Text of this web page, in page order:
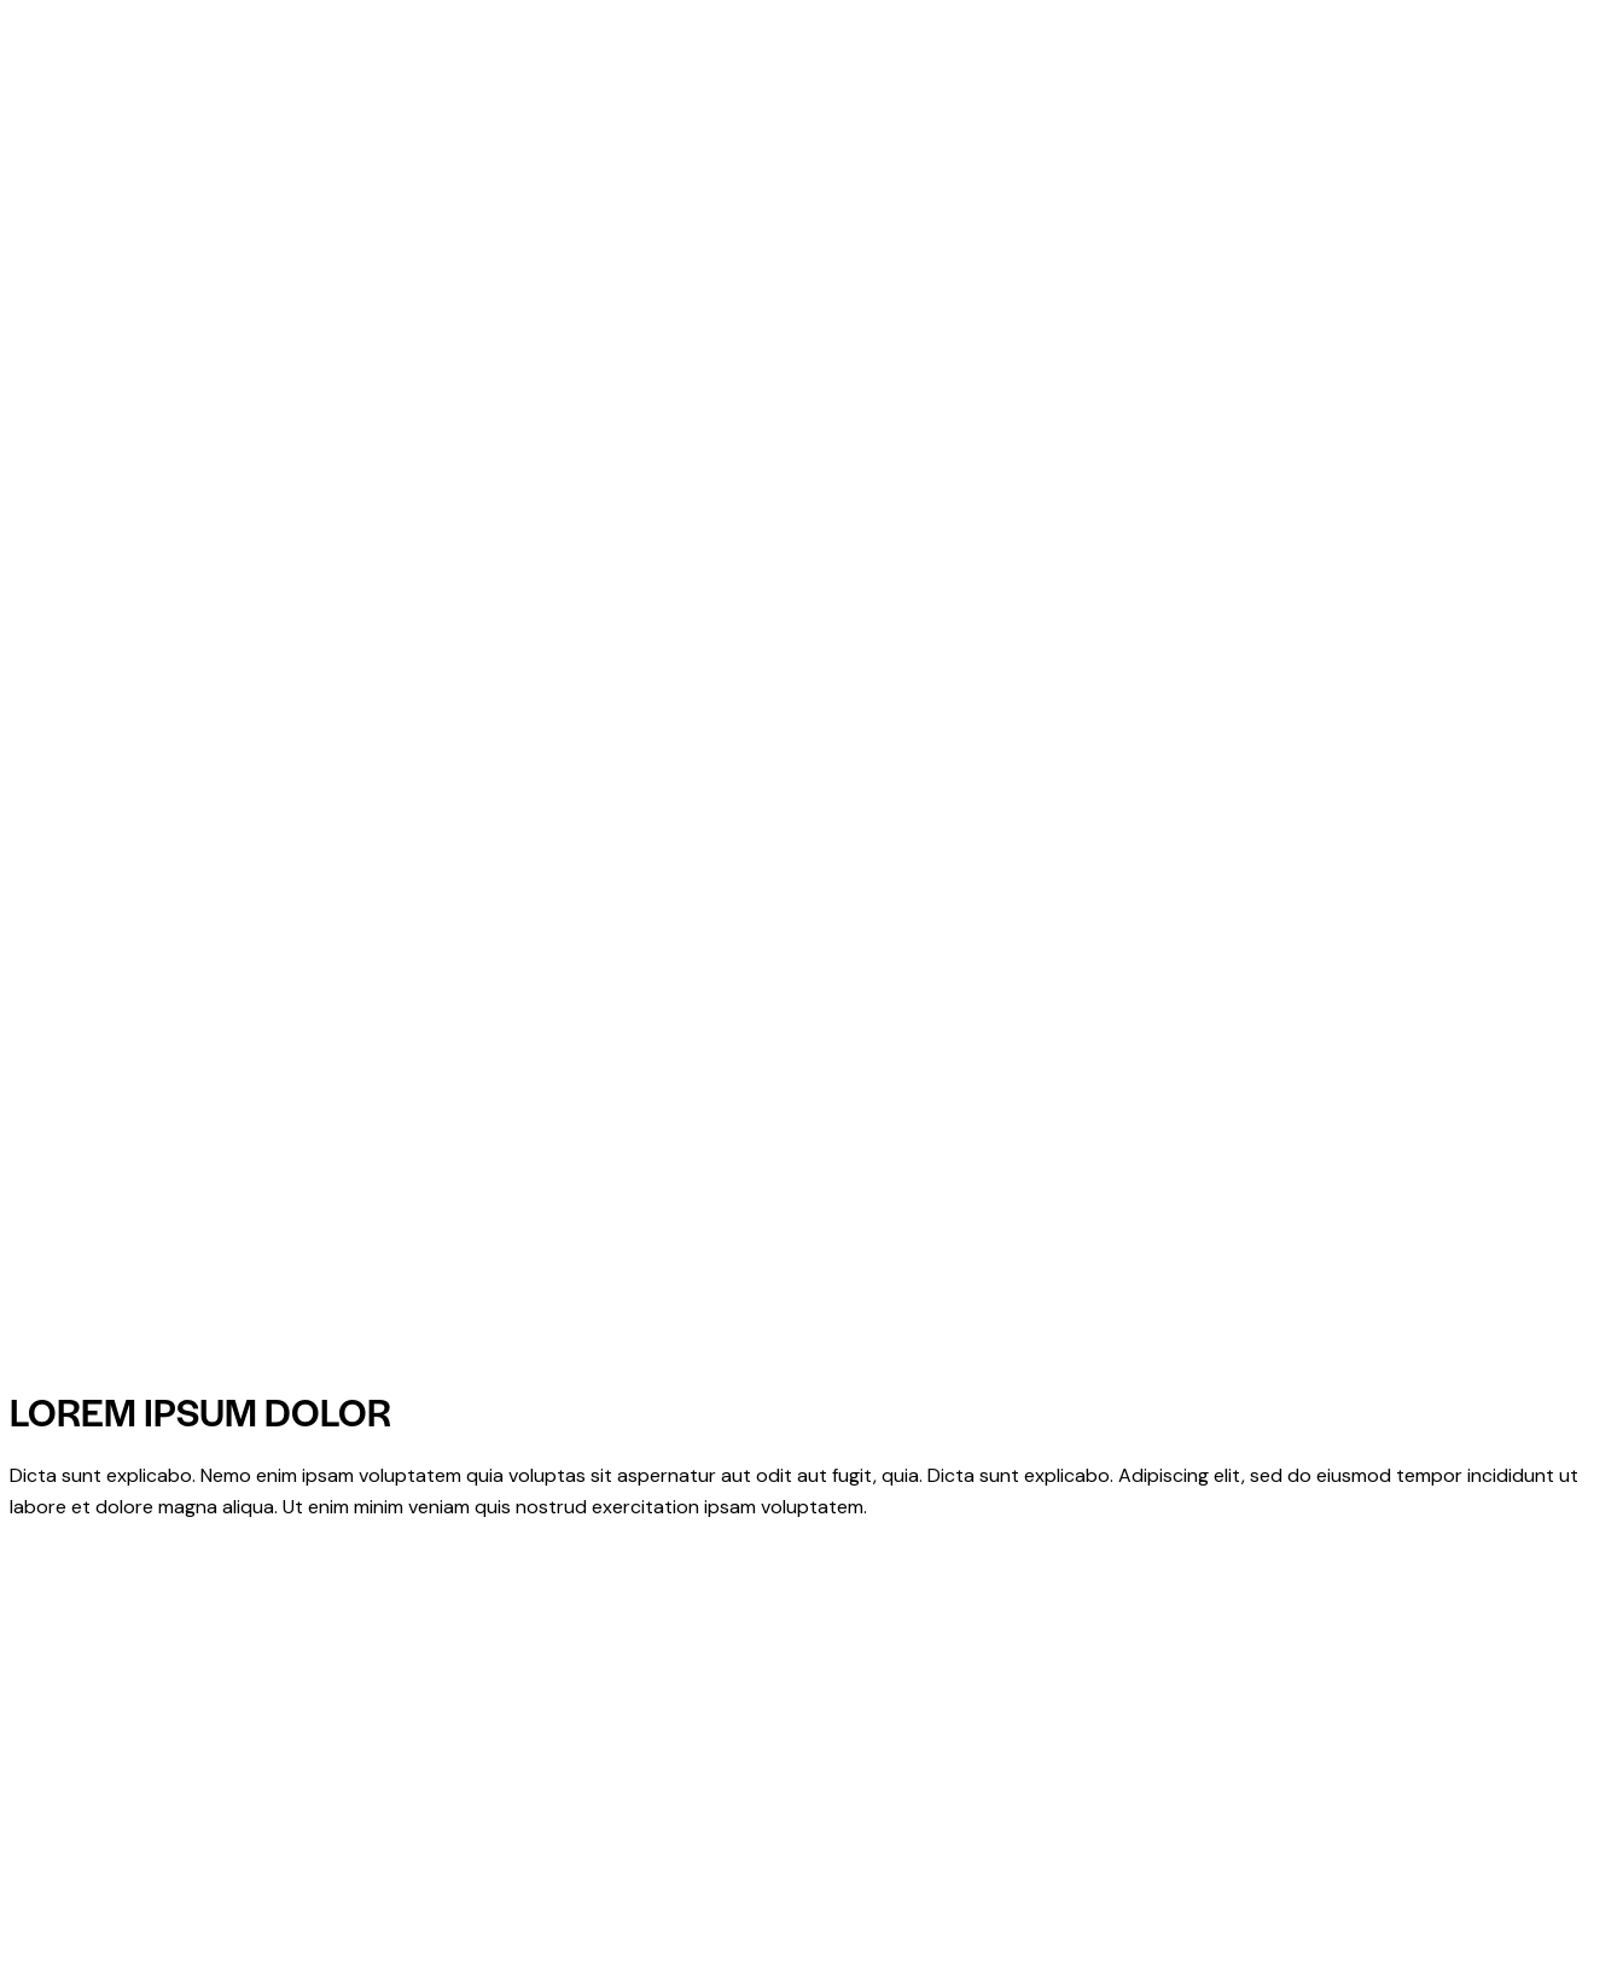
LOREM IPSUM DOLOR
Dicta sunt explicabo. Nemo enim ipsam voluptatem quia voluptas sit aspernatur aut odit aut fugit, quia. Dicta sunt explicabo. Adipiscing elit, sed do eiusmod tempor incididunt ut
labore et dolore magna aliqua. Ut enim minim veniam quis nostrud exercitation ipsam voluptatem.